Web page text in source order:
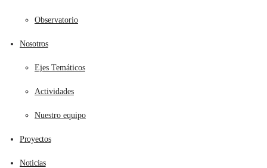
Observatorio
Nosotros
Ejes Temáticos
Actividades
Nuestro equipo
Proyectos
Noticias